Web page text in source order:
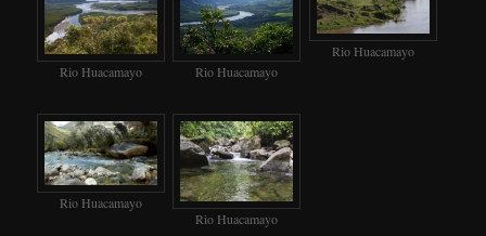
Rio Huacamayo Rio Huacamayo
Rio Huacamayo
Rio Huacamayo
Rio Huacamayo